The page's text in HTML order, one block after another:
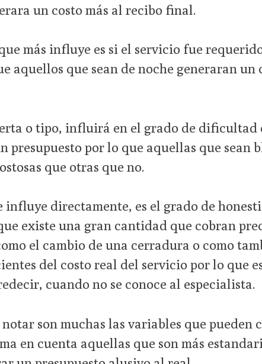
un costo más al recibo final.
más influye es si el servicio fue
aquellos que sean de noche generaran un
o tipo, influirá en el grado de dificultad
presupuesto por lo que aquellas que sean
que otras que no.
directamente, es el grado de
existe una gran cantidad que cobran
el cambio de una cerradura o como
del costo real del servicio por lo que
cuando no se conoce al especialista.
son muchas las variables que pueden
en cuenta aquellas que son más